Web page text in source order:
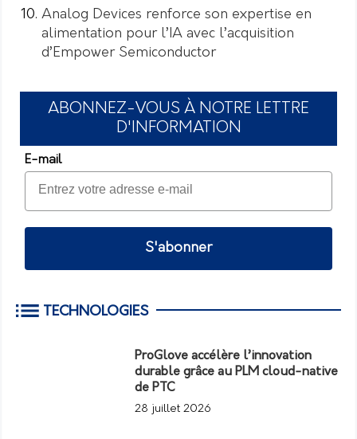
Analog Devices renforce son expertise en
alimentation pour l’IA avec l’acquisition
d’Empower Semiconductor
ABONNEZ-VOUS À NOTRE LETTRE
D'INFORMATION
E-mail
S'abonner
TECHNOLOGIES
ProGlove accélère l’innovation
durable grâce au PLM cloud-native
de PTC
28 juillet 2026